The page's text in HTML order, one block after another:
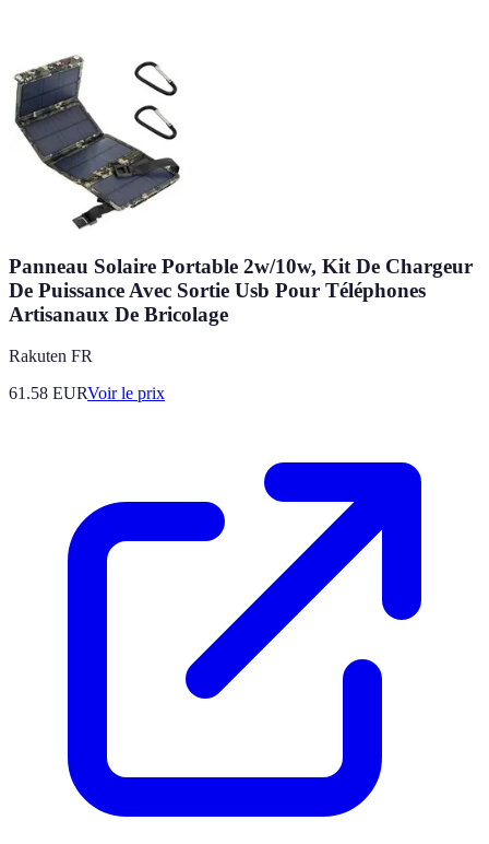
Panneau Solaire Portable 2w/10w, Kit De Chargeur
De Puissance Avec Sortie Usb Pour Téléphones
Artisanaux De Bricolage
Rakuten FR
61.58 EURVoir le prix